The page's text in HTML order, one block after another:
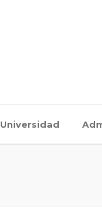
Universidad